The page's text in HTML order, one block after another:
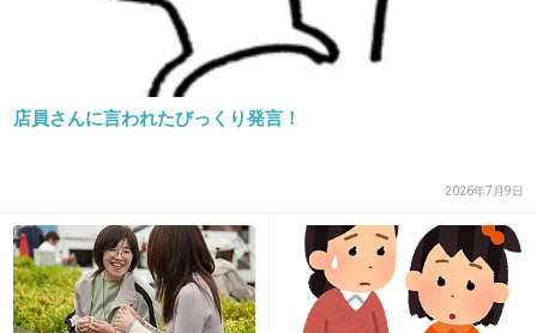
2013/01/26(土) 11:54:22
レンタルのお兄さんとか来たら更に引きこもりが加速しそ
30. 匿名 2013/01/26(土) 11:54:40
レンタル彼氏もいるし、世の中凄いね
「レンタル彼氏」っていうサービスが流行
店員さんに言われたびっくり発言！
2026年7月9日